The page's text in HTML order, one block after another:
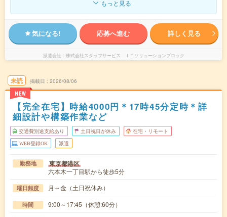
もっと見る
気になる! 応募へ進む 詳しく見る
派遣会社 株式会社スタッフサービス ＩＴソリューションブロック
未読
NEW
掲載日 2026/08/06
【完全在宅】時給4000円＊17時45分定時＊詳
細設計や構築作業など
交通費別途支給あり 土日祝日が休み 在宅・リモート
WEB登録OK 派遣
勤務地 東京都港区
六本木一丁目駅から徒歩5分
曜日頻度 月～金（土日祝休み）
時間 9:00～17:45（休憩:60分）